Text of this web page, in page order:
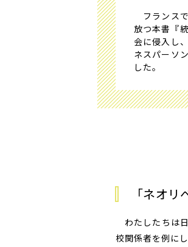
フランス
放つ本書『
会に侵入し
ネスパーソ
した。
「ネオ
わたしたちは
校関係者を例に